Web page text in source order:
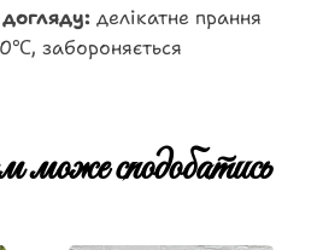
делікатне прання
забороняється
сподобатись